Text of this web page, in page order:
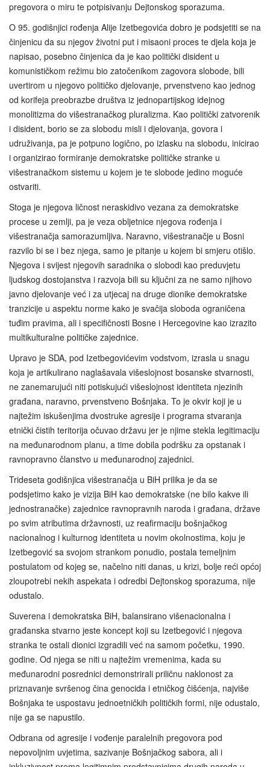
pregovora o miru te potpisivanju Dejtonskog sporazuma.
O 95. godišnjici rođenja Alije Izetbegovića dobro je podsjetiti se na
činjenicu da su njegov životni put i misaoni proces te djela koja je
napisao, posebno činjenica da je kao politički disident u
komunističkom režimu bio zatočenikom zagovora slobode, bili
uvertirom u njegovo političko djelovanje, prvenstveno kao jednog
od korifeja preobrazbe društva iz jednopartijskog idejnog
monolitizma do višestranačkog pluralizma. Kao politički zatvorenik
i disident, borio se za slobodu misli i djelovanja, govora i
udruživanja, pa je potpuno logično, po izlasku na slobodu, inicirao
i organizirao formiranje demokratske političke stranke u
višestranačkom sistemu u kojem je te slobode jedino moguće
ostvariti.
Stoga je njegova ličnost neraskidivo vezana za demokratske
procese u zemlji, pa je veza obljetnice njegova rođenja i
višestranačja samorazumljiva. Naravno, višestranačje u Bosni
razvilo bi se i bez njega, samo je pitanje u kojem bi smjeru otišlo.
Njegova i svijest njegovih saradnika o slobodi kao preduvjetu
ljudskog dostojanstva i razvoja bili su ključni za ne samo njihovo
javno djelovanje već i za utjecaj na druge dionike demokratske
tranzicije u aspektu norme kako je svačija sloboda ograničena
tuđim pravima, ali i specifičnosti Bosne i Hercegovine kao izrazito
multikulturalne političke zajednice.
Upravo je SDA, pod Izetbegovićevim vodstvom, izrasla u snagu
koja je artikulirano naglašavala višeslojnost bosanske stvarnosti,
ne zanemarujući niti potiskujući višeslojnost identiteta njezinih
građana, naravno, prvenstveno Bošnjaka. To je okvir koji je u
najtežim iskušenjima dvostruke agresije i programa stvaranja
etnički čistih teritorija očuvao državu jer je njime stekla legitimaciju
na međunarodnom planu, a time dobila podršku za opstanak i
ravnopravno članstvo u međunarodnoj zajednici.
Trideseta godišnjica višestranačja u BiH prilika je da se
podsjetimo kako je vizija BiH kao demokratske (ne bilo kakve ili
jednostranačke) zajednice ravnopravnih naroda i građana, države
po svim atributima državnosti, uz reafirmaciju bošnjačkog
nacionalnog i kulturnog identiteta u novim okolnostima, koju je
Izetbegović sa svojom strankom ponudio, postala temeljnim
postulatom od kojeg se, načelno niti danas, u krizi, bolje reći općoj
zloupotrebi nekih aspekata i odredbi Dejtonskog sporazuma, nije
odustalo.
Suverena i demokratska BiH, balansirano višenacionalna i
građanska stvarno jeste koncept koji su Izetbegović i njegova
stranka te ostali dionici izgradili već na samom početku, 1990.
godine. Od njega se niti u najtežim vremenima, kada su
međunarodni posrednici demonstrirali priličnu naklonost za
priznavanje svršenog čina genocida i etničkog čišćenja, najviše
Bošnjaka te uspostavu jednoetničkih političkih formi, nije odustalo,
nije ga se napustilo.
Odbrana od agresije i vođenje paralelnih pregovora pod
nepovoljnim uvjetima, sazivanje Bošnjačkog sabora, ali i